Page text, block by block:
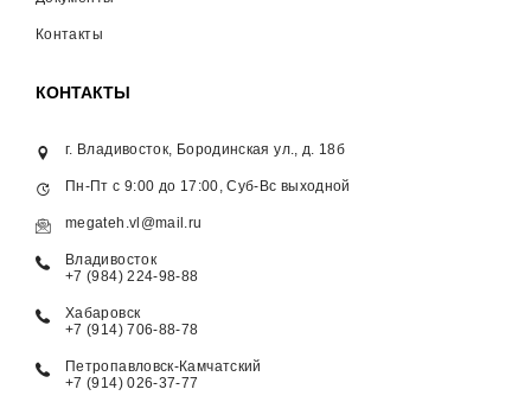
Контакты
КОНТАКТЫ
г. Владивосток, Бородинская ул., д. 18б
Пн-Пт с 9:00 до 17:00, Суб-Вс выходной
megateh.vl@mail.ru
Владивосток
+7 (984) 224-98-88
Хабаровск
+7 (914) 706-88-78
Петропавловск-Камчатский
+7 (914) 026-37-77